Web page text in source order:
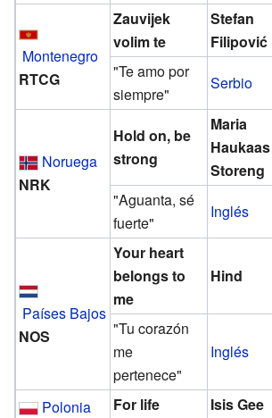
Montenegro
RTCG
Zauvijek
volim te
Stefan
Filipović
"Te amo por
siempre"
Serbio
Noruega
NRK
Hold on, be
strong
Maria
Haukaas
Storeng
"Aguanta, sé
fuerte"
Inglés
Países Bajos
NOS
Your heart
belongs to
me
Hind
"Tu corazón
me
pertenece"
Inglés
Polonia
For life Isis Gee